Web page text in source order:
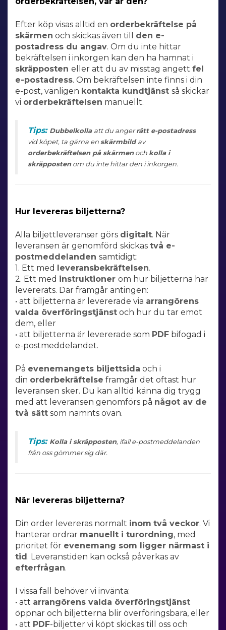
Efter köp visas alltid en orderbekräftelse på
skärmen och skickas även till den e-
postadress du angav. Om du inte hittar
bekräftelsen i inkorgen kan den ha hamnat i
skräpposten eller att du av misstag angett fel
e-postadress. Om bekräftelsen inte finns i din
e-post, vänligen kontakta kundtjänst så skickar
vi orderbekräftelsen manuellt.
Tips: Dubbelkolla att du angerrätt e-postadress
vid köpet, ta gärna en skärmbild av
orderbekräftelsen på skärmenoch kolla i
skräppostenom du inte hittar den i inkorgen.
Hur levereras biljetterna?
Alla biljettleveranser görs digitalt. När
leveransen är genomförd skickas två e-
postmeddelanden samtidigt:
1. Ett med leveransbekräftelsen.
2. Ett med instruktioner om hur biljetterna har
levererats. Där framgår antingen:
• att biljetterna är levererade via arrangörens
valda överföringstjänst och hur du tar emot
dem, eller
• att biljetterna är levererade som PDF bifogad i
e-postmeddelandet.
På evenemangets biljettsida och i
din orderbekräftelse framgår det oftast hur
leveransen sker. Du kan alltid känna dig trygg
med att leveransen genomförs på något av de
två sätt som nämnts ovan.
Tips: Kolla i skräpposten, ifall e-postmeddelanden
från oss gömmer sig där.
När levereras biljetterna?
Din order levereras normalt inom två veckor. Vi
hanterar ordrar manuellt i turordning, med
prioritet för evenemang som ligger närmast i
tid. Leveranstiden kan också påverkas av
efterfrågan.
I vissa fall behöver vi invänta:
• att arrangörens valda överföringstjänst
öppnar och biljetterna blir överföringsbara, eller
• att PDF-biljetter vi köpt skickas till oss och